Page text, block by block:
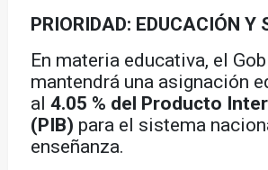
PRIORIDAD: EDUCACIÓN Y
En materia educativa, el
mantendrá una asignación
al 4.05 % del Producto
(PIB) para el sistema
enseñanza.